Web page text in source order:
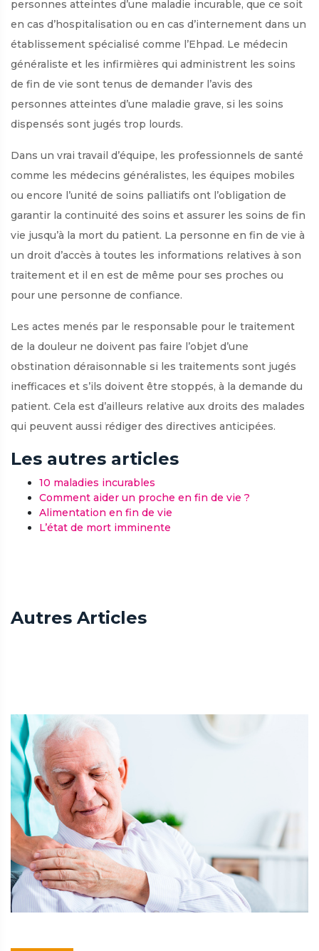
personnes atteintes d’une maladie incurable, que ce soit
en cas d’hospitalisation ou en cas d’internement dans un
établissement spécialisé comme l’Ehpad. Le médecin
généraliste et les infirmières qui administrent les soins
de fin de vie sont tenus de demander l’avis des
personnes atteintes d’une maladie grave, si les soins
dispensés sont jugés trop lourds.
Dans un vrai travail d’équipe, les professionnels de santé
comme les médecins généralistes, les équipes mobiles
ou encore l’unité de soins palliatifs ont l’obligation de
garantir la continuité des soins et assurer les soins de fin
vie jusqu’à la mort du patient. La personne en fin de vie à
un droit d’accès à toutes les informations relatives à son
traitement et il en est de même pour ses proches ou
pour une personne de confiance.
Les actes menés par le responsable pour le traitement
de la douleur ne doivent pas faire l’objet d’une
obstination déraisonnable si les traitements sont jugés
inefficaces et s’ils doivent être stoppés, à la demande du
patient. Cela est d’ailleurs relative aux droits des malades
qui peuvent aussi rédiger des directives anticipées.
Les autres articles
10 maladies incurables
Comment aider un proche en fin de vie ?
Alimentation en fin de vie
L’état de mort imminente
Autres Articles